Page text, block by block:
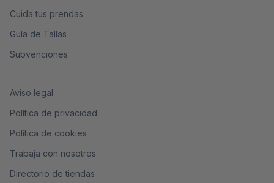
Cuida tus prendas
Guía de Tallas
Subvenciones
Aviso legal
Política de privacidad
Política de cookies
Trabaja con nosotros
Directorio de tiendas